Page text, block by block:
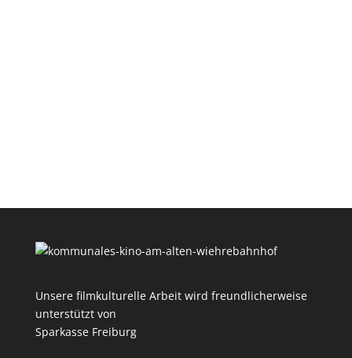
Unsere filmkulturelle Arbeit wird freundlicherweise
unterstützt von
Sparkasse Freiburg